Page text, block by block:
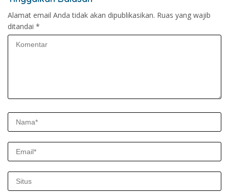
Alamat email Anda tidak akan dipublikasikan. Ruas yang wajib
ditandai *